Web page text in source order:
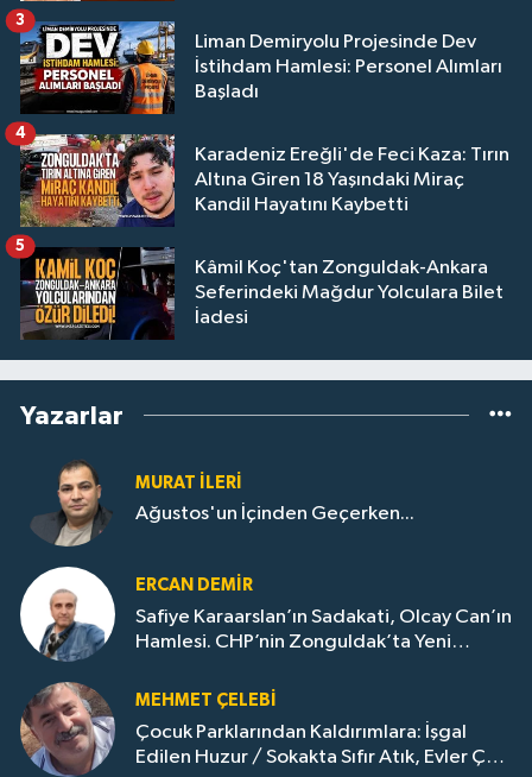
Liman Demiryolu Projesinde Dev
İstihdam Hamlesi: Personel Alımları
Başladı
3
Karadeniz Ereğli'de Feci Kaza: Tırın
Altına Giren 18 Yaşındaki Miraç
Kandil Hayatını Kaybetti
4
Kâmil Koç'tan Zonguldak-Ankara
Seferindeki Mağdur Yolculara Bilet
İadesi
5
Yazarlar
MURAT İLERI
Ağustos'un İçinden Geçerken...
ERCAN DEMIR
Safiye Karaarslan’ın Sadakati, Olcay Can’ın
Hamlesi. CHP’nin Zonguldak’ta Yeni
MEHMET ÇELEBI
Çocuk Parklarından Kaldırımlara: İşgal
Edilen Huzur / Sokakta Sıfır Atık, Evler Çöp